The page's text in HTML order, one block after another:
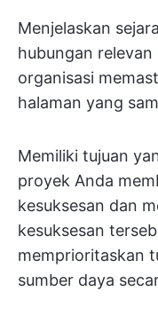
Menjelaskan
hubungan
organisasi
halaman yang
Memiliki tujuan
proyek Anda
kesuksesan dan
kesuksesan
memprioritaskan
sumber daya